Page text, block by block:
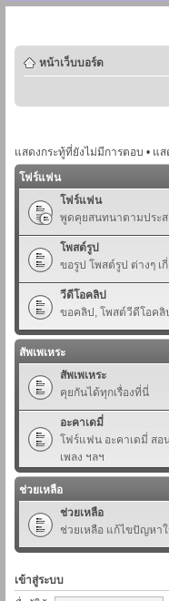
หน้าเว็บบอร์ด
แสดงกระทู้ที่ยังไม่มีการตอบ • แส
โฟร์แฟน
โฟร์แฟน
พูดคุยสนทนาตามประ
โพสต์รูป
ขอรูป โพสต์รูป ต่างๆ เ
วีดีโอคลิป
ขอคลิป, โพสต์วีดีโอคลิ
สัพเพเหระ
สัพเพเหระ
คุยกันได้ทุกเรื่องที่นี่
อะคาเดมี่
โฟร์แฟน อะคาเดมี่ สอ
เพลง ฯลฯ
ช่วยเหลือ
ช่วยเหลือ
ช่วยเหลือ แก้ไขปัญหา
เข้าสู่ระบบ